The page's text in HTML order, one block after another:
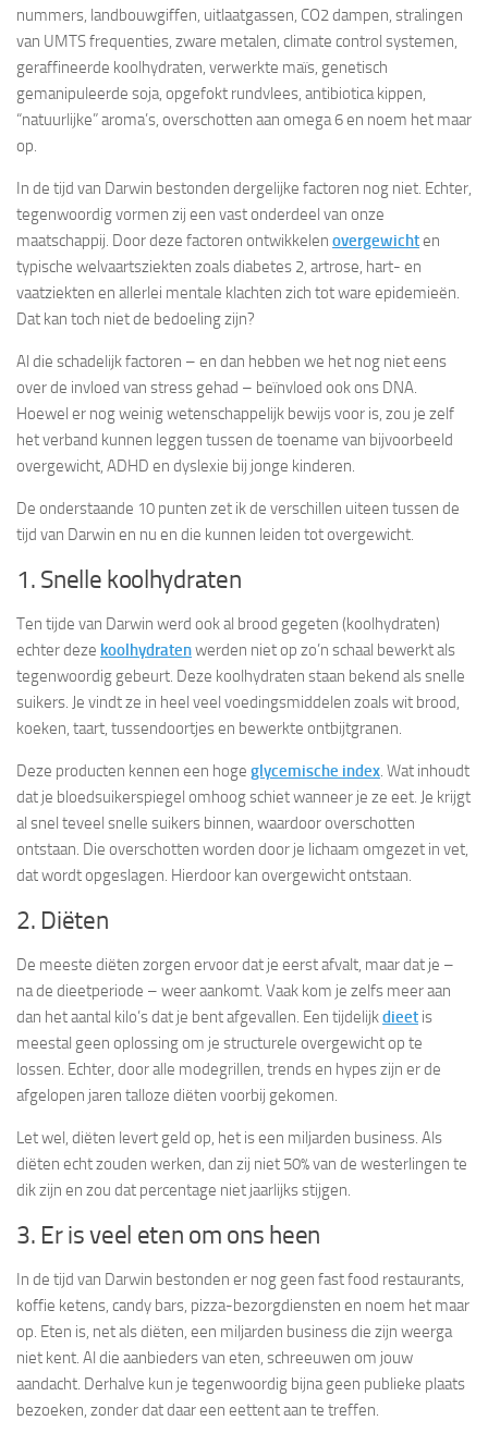
nummers, landbouwgiffen, uitlaatgassen, CO2 dampen, stralingen
van UMTS frequenties, zware metalen, climate control systemen,
geraffineerde koolhydraten, verwerkte maïs, genetisch
gemanipuleerde soja, opgefokt rundvlees, antibiotica kippen,
“natuurlijke” aroma’s, overschotten aan omega 6 en noem het maar
op.
In de tijd van Darwin bestonden dergelijke factoren nog niet. Echter,
tegenwoordig vormen zij een vast onderdeel van onze
maatschappij. Door deze factoren ontwikkelen overgewichten
typische welvaartsziekten zoals diabetes 2, artrose, hart- en
vaatziekten en allerlei mentale klachten zich tot ware epidemieën.
Dat kan toch niet de bedoeling zijn?
Al die schadelijk factoren – en dan hebben we het nog niet eens
over de invloed van stress gehad – beïnvloed ook ons DNA.
Hoewel er nog weinig wetenschappelijk bewijs voor is, zou je zelf
het verband kunnen leggen tussen de toename van bijvoorbeeld
overgewicht, ADHD en dyslexie bij jonge kinderen.
De onderstaande 10 punten zet ik de verschillen uiteen tussen de
tijd van Darwin en nu en die kunnen leiden tot overgewicht.
1. Snelle koolhydraten
Ten tijde van Darwin werd ook al brood gegeten (koolhydraten)
echter deze koolhydratenwerden niet op zo’n schaal bewerkt als
tegenwoordig gebeurt. Deze koolhydraten staan bekend als snelle
suikers. Je vindt ze in heel veel voedingsmiddelen zoals wit brood,
koeken, taart, tussendoortjes en bewerkte ontbijtgranen.
Deze producten kennen een hoge glycemische index. Wat inhoudt
dat je bloedsuikerspiegel omhoog schiet wanneer je ze eet. Je krijgt
al snel teveel snelle suikers binnen, waardoor overschotten
ontstaan. Die overschotten worden door je lichaam omgezet in vet,
dat wordt opgeslagen. Hierdoor kan overgewicht ontstaan.
2. Diëten
De meeste diëten zorgen ervoor dat je eerst afvalt, maar dat je –
na de dieetperiode – weer aankomt. Vaak kom je zelfs meer aan
dan het aantal kilo’s dat je bent afgevallen. Een tijdelijkdieet is
meestal geen oplossing om je structurele overgewicht op te
lossen. Echter, door alle modegrillen, trends en hypes zijn er de
afgelopen jaren talloze diëten voorbij gekomen.
Let wel, diëten levert geld op, het is een miljarden business. Als
diëten echt zouden werken, dan zij niet 50% van de westerlingen te
dik zijn en zou dat percentage niet jaarlijks stijgen.
3. Er is veel eten om ons heen
In de tijd van Darwin bestonden er nog geen fast food restaurants,
koffie ketens, candy bars, pizza-bezorgdiensten en noem het maar
op. Eten is, net als diëten, een miljarden business die zijn weerga
niet kent. Al die aanbieders van eten, schreeuwen om jouw
aandacht. Derhalve kun je tegenwoordig bijna geen publieke plaats
bezoeken, zonder dat daar een eettent aan te treffen.